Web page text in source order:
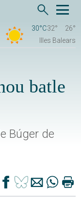
30°C32°
26°
Illes Balears
batle
Búger de